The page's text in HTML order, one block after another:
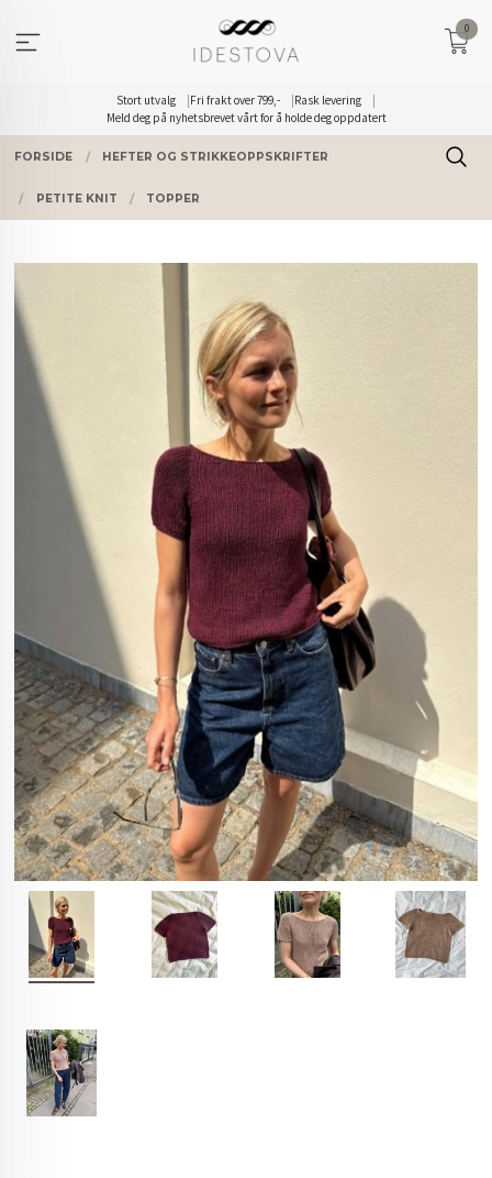
innholdet
Stort utvalg Fri frakt over 799,-
Rask levering
Meld deg på nyhetsbrevet vårt for å holde deg oppdatert
0
FORSIDE HEFTER OG STRIKKEOPPSKRIFTER
PETITE KNIT TOPPER